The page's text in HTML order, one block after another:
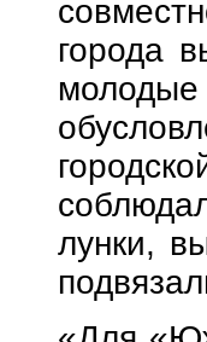
города
лунки,